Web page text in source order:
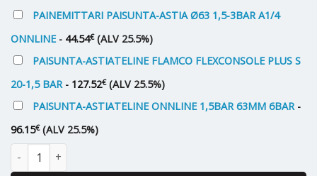
PAINEMITTARI PAISUNTA-ASTIA Ø63 1,5-3BAR A1/4
ONNLINE- 44.54€ (ALV 25.5%)
PAISUNTA-ASTIATELINE FLAMCO FLEXCONSOLE PLUS S
20-1,5 BAR - 127.52€ (ALV 25.5%)
PAISUNTA-ASTIATELINE ONNLINE 1,5BAR 63MM 6BAR -
96.15€ (ALV 25.5%)
Kalvopaisunta-astia Onnline 150 L määrä